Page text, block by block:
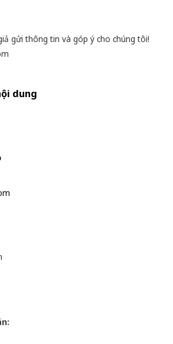
gửi thông tin và góp ý cho chúng tôi!
dung